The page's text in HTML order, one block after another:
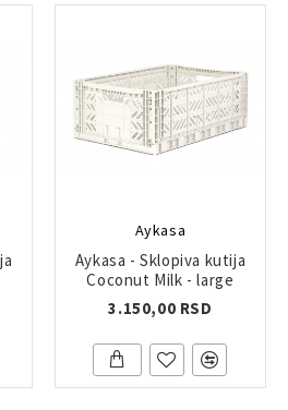
Aykasa
Aykasa - Sklopiva kutija
Coconut Milk - large
3.150,00 RSD